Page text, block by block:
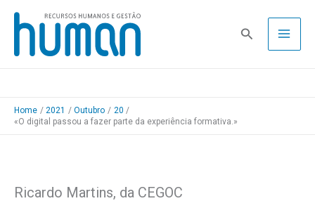
Skip
content
Pesquisa
Home 2021 Outubro
20
«O digital passou a fazer parte da experiência formativa.»
Ricardo Martins, da CEGOC